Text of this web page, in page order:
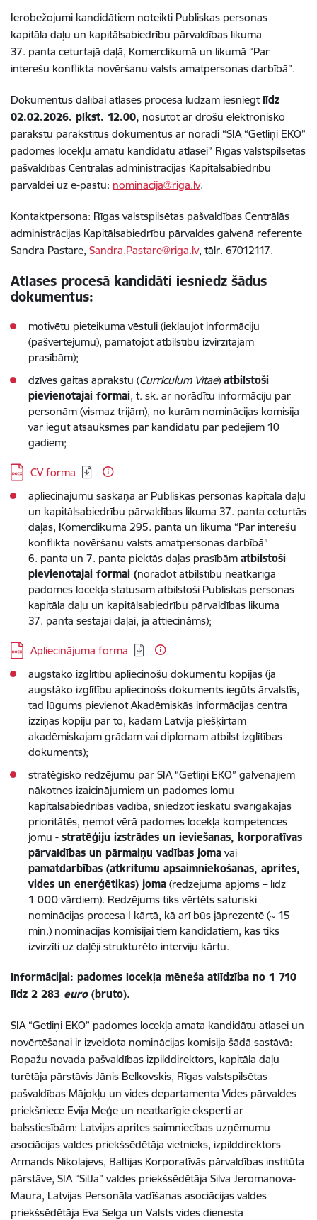
Ierobežojumi kandidātiem noteikti Publiskas personas
kapitāla daļu un kapitālsabiedrību pārvaldības likuma
37. panta ceturtajā daļā, Komerclikumā un likumā “Par
interešu konflikta novēršanu valsts amatpersonas darbībā”.
Dokumentus dalībai atlases procesā lūdzam iesniegtlīdz
02.02.2026. plkst. 12.00, nosūtot ar drošu elektronisko
parakstu parakstītus dokumentus ar norādi “SIA “Getliņi EKO”
padomes locekļu amatu kandidātu atlasei” Rīgas valstspilsētas
pašvaldības Centrālās administrācijas Kapitālsabiedrību
pārvaldei uz e-pastu: nominacija@riga.lv.
Kontaktpersona: Rīgas valstspilsētas pašvaldības Centrālās
administrācijas Kapitālsabiedrību pārvaldes galvenā referente
Sandra Pastare, Sandra.Pastare@riga.lv, tālr. 67012117.
Atlases procesā kandidāti iesniedz šādus
dokumentus:
motivētu pieteikuma vēstuli (iekļaujot informāciju
(pašvērtējumu), pamatojot atbilstību izvirzītajām
prasībām);
dzīves gaitas aprakstu (Curriculum Vitae) atbilstoši
pievienotajai formai, t. sk. ar norādītu informāciju par
personām (vismaz trijām), no kurām nominācijas komisija
var iegūt atsauksmes par kandidātu par pēdējiem 10
gadiem;
Lejupielādēt:
CV forma
apliecinājumu saskaņā ar Publiskas personas kapitāla daļu
un kapitālsabiedrību pārvaldības likuma 37. panta ceturtās
daļas, Komerclikuma 295. panta un likuma “Par interešu
konflikta novēršanu valsts amatpersonas darbībā”
6. panta un 7. panta piektās daļas prasībām atbilstoši
pievienotajai formai (norādot atbilstību neatkarīgā
padomes locekļa statusam atbilstoši Publiskas personas
kapitāla daļu un kapitālsabiedrību pārvaldības likuma
37. panta sestajai daļai, ja attiecināms);
Lejupielādēt:
Apliecinājuma forma
augstāko izglītību apliecinošu dokumentu kopijas (ja
augstāko izglītību apliecinošs dokuments iegūts ārvalstīs,
tad lūgums pievienot Akadēmiskās informācijas centra
izziņas kopiju par to, kādam Latvijā piešķirtam
akadēmiskajam grādam vai diplomam atbilst izglītības
dokuments);
stratēģisko redzējumu par SIA “Getliņi EKO” galvenajiem
nākotnes izaicinājumiem un padomes lomu
kapitālsabiedrības vadībā, sniedzot ieskatu svarīgākajās
prioritātēs, ņemot vērā padomes locekļa kompetences
jomu - stratēģiju izstrādes un ieviešanas, korporatīvas
pārvaldības un pārmaiņu vadības joma vai
pamatdarbības (atkritumu apsaimniekošanas, aprites,
vides un enerģētikas) joma (redzējuma apjoms – līdz
1 000 vārdiem). Redzējums tiks vērtēts saturiski
nominācijas procesa I kārtā, kā arī būs jāprezentē (~ 15
min.) nominācijas komisijai tiem kandidātiem, kas tiks
izvirzīti uz daļēji strukturēto interviju kārtu.
Informācijai: padomes locekļa mēneša atlīdzība no 1 710
līdz 2 283 euro (bruto).
SIA “Getliņi EKO” padomes locekļa amata kandidātu atlasei un
novērtēšanai ir izveidota nominācijas komisija šādā sastāvā:
Ropažu novada pašvaldības izpilddirektors, kapitāla daļu
turētāja pārstāvis Jānis Belkovskis, Rīgas valstspilsētas
pašvaldības Mājokļu un vides departamenta Vides pārvaldes
priekšniece Evija Meģe un neatkarīgie eksperti ar
balsstiesībām: Latvijas aprites saimniecības uzņēmumu
asociācijas valdes priekšsēdētāja vietnieks, izpilddirektors
Armands Nikolajevs, Baltijas Korporatīvās pārvaldības institūta
pārstāve, SIA “SilJa” valdes priekšsēdētāja Silva Jeromanova-
Maura, Latvijas Personāla vadīšanas asociācijas valdes
priekšsēdētāja Eva Selga un Valsts vides dienesta